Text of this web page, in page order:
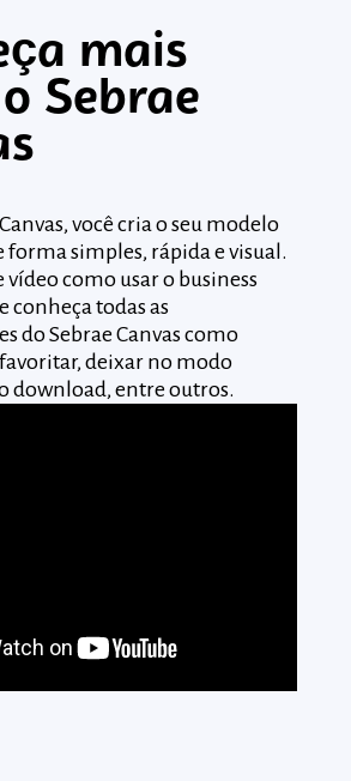
mais
Sebrae
você cria o seu modelo
forma simples, rápida e visual.
vídeo como usar o business
conheça todas as
do Sebrae Canvas como
deixar no modo
download, entre outros.